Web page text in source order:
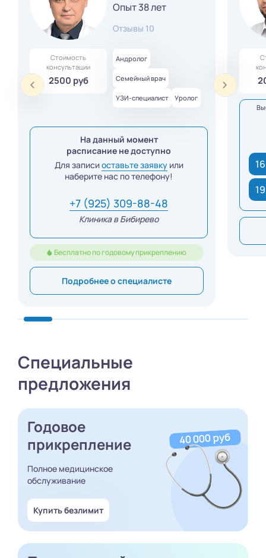
Опыт 38 лет
Отзывы 10
Стоимость
консультации
2500 руб
Андролог
Семейный врач
УЗИ-специалист Уролог
На данный момент
расписание не доступно
Для записиоставьте заявкуили
наберите нас по телефону!
+7 (925) 309-88-48
Клиника в Бибирево
Бесплатно по годовому прикреплению
Подробнее о специалисте
Специальные
предложения
Годовое
прикрепление
Полное медицинское
обслуживание
Купить безлимит